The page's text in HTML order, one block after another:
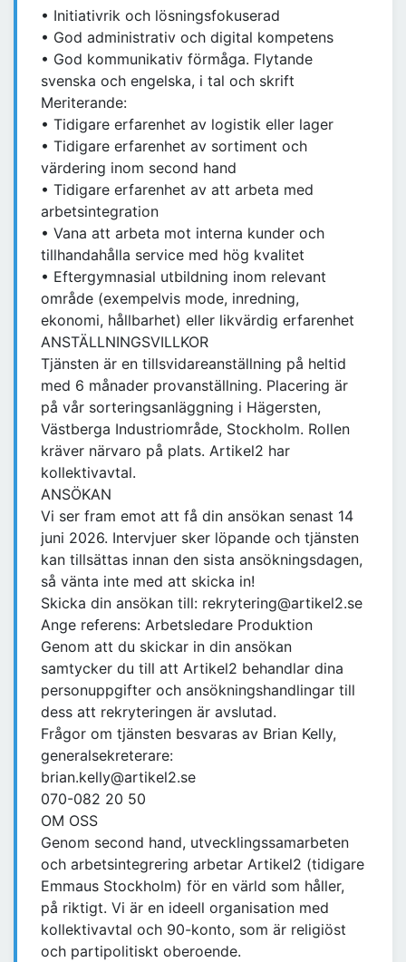
• Initiativrik och lösningsfokuserad
• God administrativ och digital kompetens
• God kommunikativ förmåga. Flytande
svenska och engelska, i tal och skrift
Meriterande:
• Tidigare erfarenhet av logistik eller lager
• Tidigare erfarenhet av sortiment och
värdering inom second hand
• Tidigare erfarenhet av att arbeta med
arbetsintegration
• Vana att arbeta mot interna kunder och
tillhandahålla service med hög kvalitet
• Eftergymnasial utbildning inom relevant
område (exempelvis mode, inredning,
ekonomi, hållbarhet) eller likvärdig erfarenhet
ANSTÄLLNINGSVILLKOR
Tjänsten är en tillsvidareanställning på heltid
med 6 månader provanställning. Placering är
på vår sorteringsanläggning i Hägersten,
Västberga Industriområde, Stockholm. Rollen
kräver närvaro på plats. Artikel2 har
kollektivavtal.
ANSÖKAN
Vi ser fram emot att få din ansökan senast 14
juni 2026. Intervjuer sker löpande och tjänsten
kan tillsättas innan den sista ansökningsdagen,
så vänta inte med att skicka in!
Skicka din ansökan till: rekrytering@artikel2.se
Ange referens: Arbetsledare Produktion
Genom att du skickar in din ansökan
samtycker du till att Artikel2 behandlar dina
personuppgifter och ansökningshandlingar till
dess att rekryteringen är avslutad.
Frågor om tjänsten besvaras av Brian Kelly,
generalsekreterare:
brian.kelly@artikel2.se
070-082 20 50
OM OSS
Genom second hand, utvecklingssamarbeten
och arbetsintegrering arbetar Artikel2 (tidigare
Emmaus Stockholm) för en värld som håller,
på riktigt. Vi är en ideell organisation med
kollektivavtal och 90-konto, som är religiöst
och partipolitiskt oberoende.